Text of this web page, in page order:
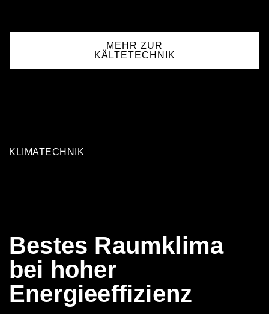
MEHR ZUR
KÄLTETECHNIK
KLIMATECHNIK
Bestes Raumklima
bei hoher
Energieeffizienz